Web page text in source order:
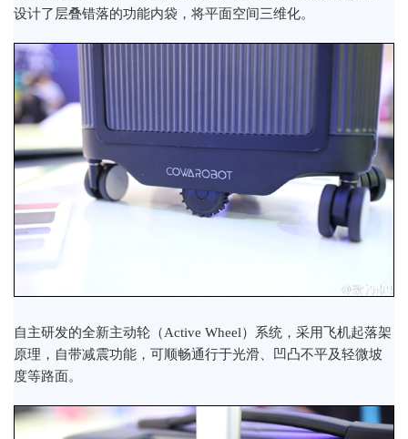
设计了层叠错落的功能内袋，将平面空间三维化。
自主研发的全新主动轮（Active Wheel）系统，采用飞机起落架
原理，自带减震功能，可顺畅通行于光滑、凹凸不平及轻微坡
度等路面。